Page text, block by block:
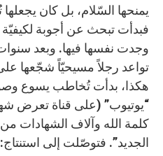
يمنحها السّلام، بل كان يجعلها
فبدأت تبحث عن أجوبة
وجدت نفسها فيها. وبعد
تواعد رجلاً مسيحيّاً شجّعها
هكذا، بدأت تُخاطب يسوع
“يوتيوب” (على قناة تعرض
كلمة الله وآلاف الشهادات
الجديد”. فتوصّلت إلى